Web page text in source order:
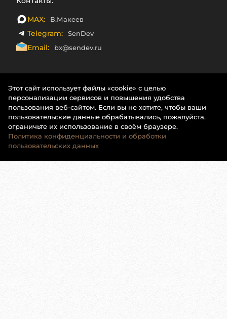
MAX: В.Макеев
Telegram: SenDev
Email: bx@sendev.ru
Этот сайт использует файлы «cookie» с целью
персонализации сервисов и повышения удобства
пользования веб-сайтом. Если вы не хотите, чтобы ваши
пользовательские данные обрабатывались, пожалуйста,
ограничьте их использование в своём браузере.
Политика конфиденциальности и обработки
пользовательских данных